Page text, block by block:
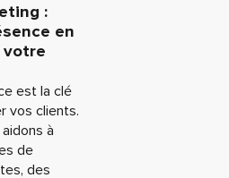
:
en
votre
est la clé
vos clients.
à
de
des